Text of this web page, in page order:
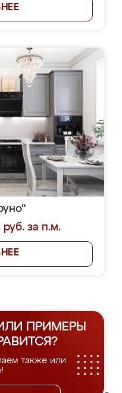
за п.м.
ПРИМЕРЫ
также или